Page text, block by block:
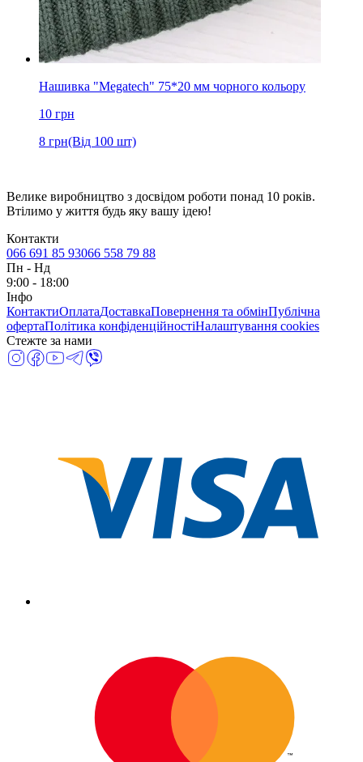
Нашивка "Megatech" 75*20 мм чорного кольору
10 грн
8 грн(Від 100 шт)
Велике виробництво з досвідом роботи понад 10 років.
Втілимо у життя будь яку вашу ідею!
Контакти
066 691 85 93066 558 79 88
Пн - Нд
9:00 - 18:00
Інфо
КонтактиОплатаДоставкаПовернення та обмінПублічна
офертаПолітика конфіденційностіНалаштування cookies
Стежте за нами